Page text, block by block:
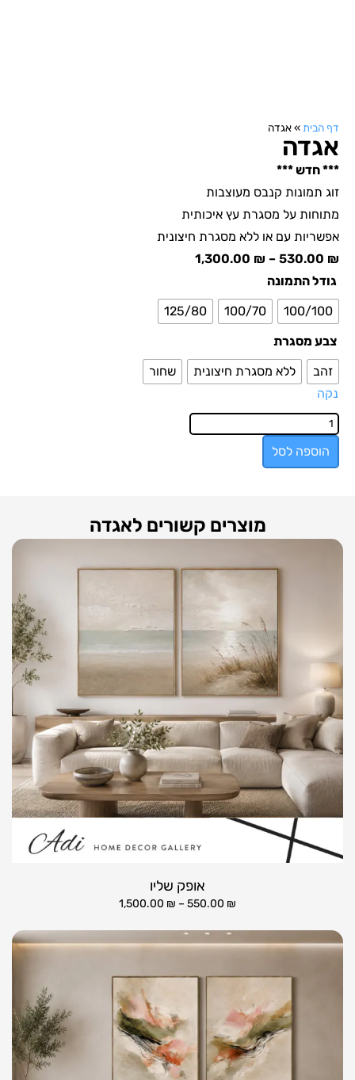
דף הבית »אגדה
אגדה
*** חדש ***
זוג תמונות קנבס מעוצבות
מתוחות על מסגרת עץ איכותית
אפשריות עם או ללא מסגרת חיצונית
530.00 ₪
–
1,300.00 ₪
גודל התמונה
100/100
100/70
125/80
צבע מסגרת
זהב
ללא מסגרת חיצונית
שחור
נקה
הוספה לסל
מוצרים קשורים לאגדה
אופק שליו
550.00 ₪
–
1,500.00 ₪